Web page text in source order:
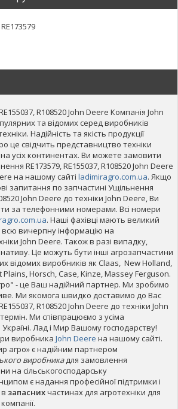
RE173579
R108520 John Deere Компанія John
та відомих серед виробників
Надійність та якість продукції
це свідчить представництво техніки
усіх континентах. Ви можете замовити
RE173579, RE155037, R108520 John Deere
на нашому сайті ladimiragro.com.ua. Якщо
запитання по запчастині Ущільнення
John Deere до техніки John Deere, Ви
за телефонними номерами. Всі номери
. Наші фахівці мають великий
всю вичерпну інформацію на
John Deere. Також в разі випадку,
Це можуть бути інші агрозапчастини
відомих виробників як Claas, New Holland,
Horsch, Case, Kinze, Massey Ferguson.
- це Ваш надійний партнер. Ми зробимо
Ми якомога швидко доставимо до Вас
R108520 John Deere до техніки John
Ми співпрацюємо з усіма
Лад і Мир Вашому господарству!
виробника John Deere на нашому сайті.
агро» є надійним партнером
виробникадля замовлення
на сільськогосподарську
є надання професійної підтримки і
запаснихчастинах для агротехніки для